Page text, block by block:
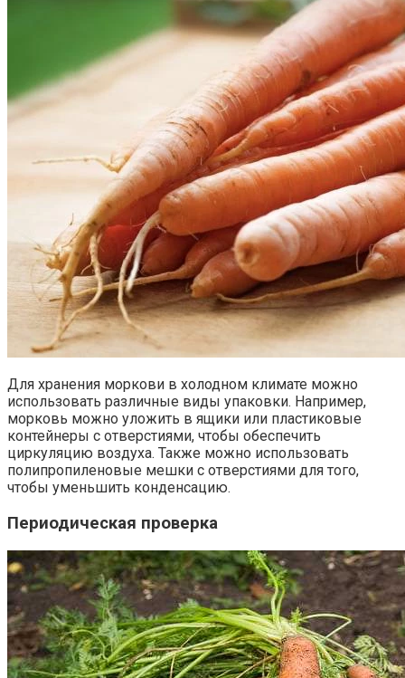
Для хранения моркови в холодном климате можно
использовать различные виды упаковки. Например,
морковь можно уложить в ящики или пластиковые
контейнеры с отверстиями, чтобы обеспечить
циркуляцию воздуха. Также можно использовать
полипропиленовые мешки с отверстиями для того,
чтобы уменьшить конденсацию.
Периодическая проверка